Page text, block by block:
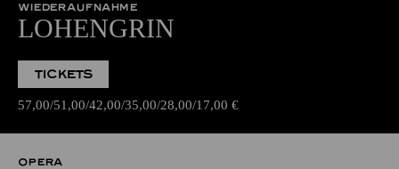
WIEDERAUFNAHME
LOHENGRIN
TICKETS
57,00 51,00 42,00 35,00 28,00 17,00 €
OPERA